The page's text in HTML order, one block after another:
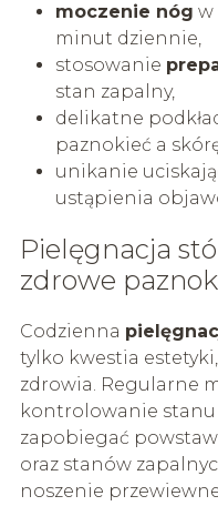
moczenie nóg w
minut dziennie,
stosowanie
stan zapalny,
delikatne
paznokieć a
unikanie
ustąpienia
Pielęgnacja
zdrowe
Codzienna
tylko kwestia
zdrowia. Regularne
kontrolowanie stanu
zapobiegać
oraz stanów
noszenie